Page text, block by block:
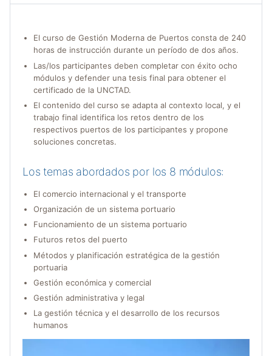
El curso de Gestión Moderna de Puertos consta de 240
horas de instrucción durante un período de dos años.
Las/los participantes deben completar con éxito ocho
módulos y defender una tesis final para obtener el
certificado de la UNCTAD.
El contenido del curso se adapta al contexto local, y el
trabajo final identifica los retos dentro de los
respectivos puertos de los participantes y propone
soluciones concretas.
Los temas abordados por los 8 módulos:
El comercio internacional y el transporte
Organización de un sistema portuario
Funcionamiento de un sistema portuario
Futuros retos del puerto
Métodos y planificación estratégica de la gestión
portuaria
Gestión económica y comercial
Gestión administrativa y legal
La gestión técnica y el desarrollo de los recursos
humanos